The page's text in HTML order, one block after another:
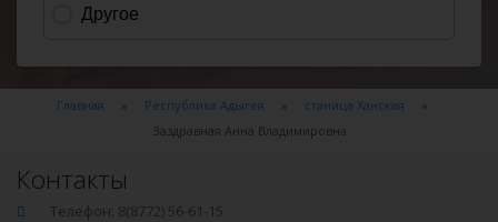
Главная Республика Адыгея
станица Ханская
Заздравная Анна Владимировна
Контакты
Телефон: 8(8772) 56-61-15